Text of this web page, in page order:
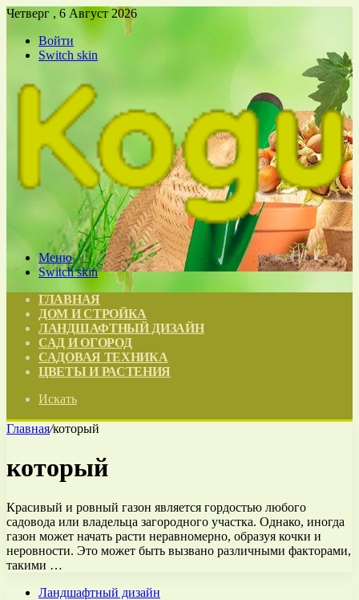
Четверг , 6 Август 2026
Войти
Switch skin
Меню
Switch skin
ГЛАВНАЯ
ДОМ И СТРОЙКА
ЛАНДШАФТНЫЙ ДИЗАЙН
САД И ОГОРОД
САДОВАЯ ТЕХНИКА
ЦВЕТЫ И РАСТЕНИЯ
Искать
Главная/который
который
Красивый и ровный газон является гордостью любого
садовода или владельца загородного участка. Однако, иногда
газон может начать расти неравномерно, образуя кочки и
неровности. Это может быть вызвано различными факторами,
такими …
Ландшафтный дизайн